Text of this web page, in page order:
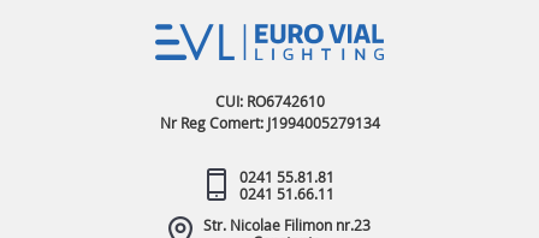
CUI: RO6742610
Nr Reg Comert: J1994005279134
0241 55.81.81
0241 51.66.11
Str. Nicolae Filimon nr.23